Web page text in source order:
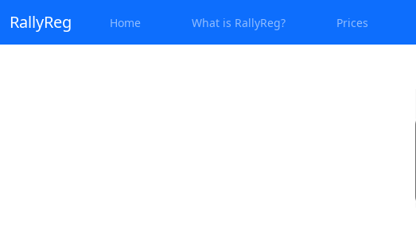
RallyReg Home What is RallyReg? Prices